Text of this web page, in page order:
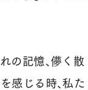
の記憶、儚く散
感じる時、私た